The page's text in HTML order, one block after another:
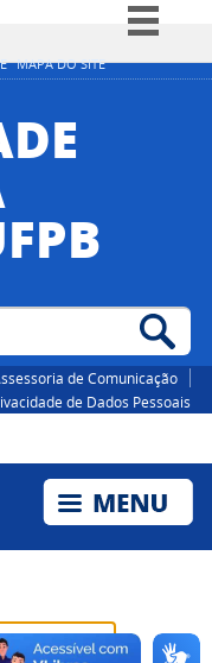
MAPA DO SITE
Simplifique!
Participe
à informação
Canais
de Comunicação
de Dados Pessoais